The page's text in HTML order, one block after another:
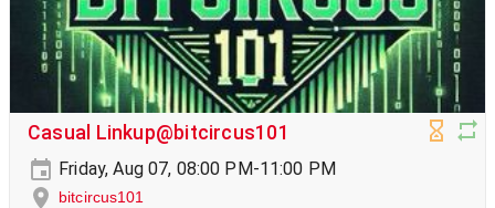
Casual Linkup@bitcircus101
Friday, Aug 07, 08:00 PM-11:00 PM
bitcircus101